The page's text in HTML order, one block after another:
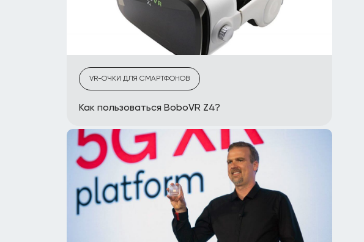
VR-ОЧКИ ДЛЯ СМАРТФОНОВ
Как пользоваться BoboVR Z4?